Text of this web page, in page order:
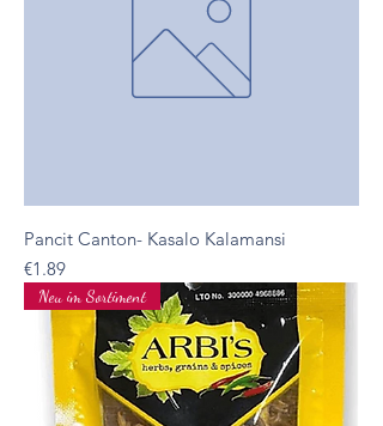
Pancit Canton- Kasalo Kalamansi
Presyo
€1.89
Neu im Sortiment